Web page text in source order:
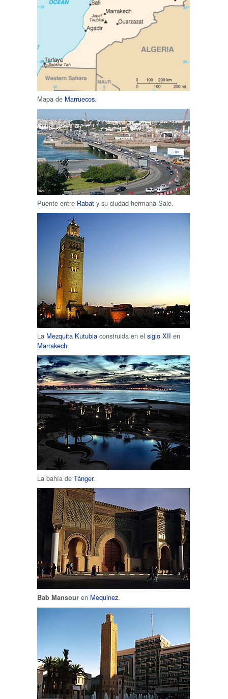
Mapa de Marruecos.
Puente entre Rabat y su ciudad hermana Sale.
La Mezquita Kutubia construida en el siglo XII en
Marrakech.
La bahía de Tánger.
Bab Mansour en Mequinez.